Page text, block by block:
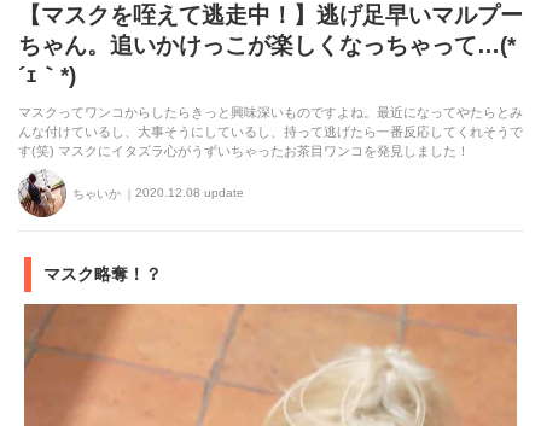
【マスクを咥えて逃走中！】逃げ足早いマルプー
ちゃん。追いかけっこが楽しくなっちゃって…(*
´ｪ｀*)
マスクってワンコからしたらきっと興味深いものですよね。最近になってやたらとみ
んな付けているし、大事そうにしているし、持って逃げたら一番反応してくれそうで
す(笑) マスクにイタズラ心がうずいちゃったお茶目ワンコを発見しました！
ちゃいか 2020.12.08 update
マスク略奪！？